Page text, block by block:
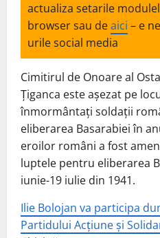
actualiza setarile
browser sau deaici – e
urile social media
Cimitirul de Onoare al
Țiganca este așezat pe
înmormântați soldații
eliberarea Basarabiei în
eroilor români a fost
luptele pentru eliberarea
iunie-19 iulie din 1941.
Ilie Bolojan va participa
Partidului Acțiune și